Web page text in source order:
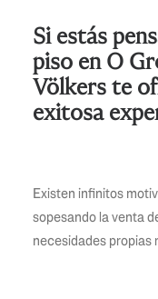
Si estás
piso en O
Völkers te
exitosa
Existen infinitos
sopesando la venta
necesidades propias